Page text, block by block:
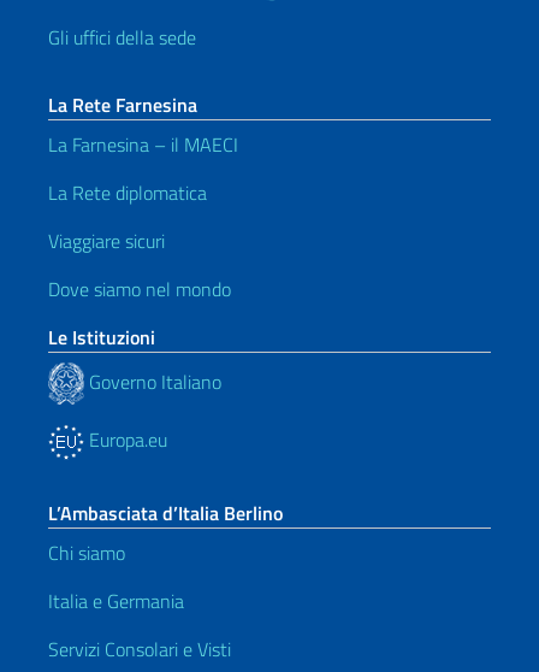
Gli uffici della sede
La Rete Farnesina
La Farnesina – il MAECI
La Rete diplomatica
Viaggiare sicuri
Dove siamo nel mondo
Le Istituzioni
Governo Italiano
Europa.eu
L’Ambasciata d’Italia Berlino
Chi siamo
Italia e Germania
Servizi Consolari e Visti